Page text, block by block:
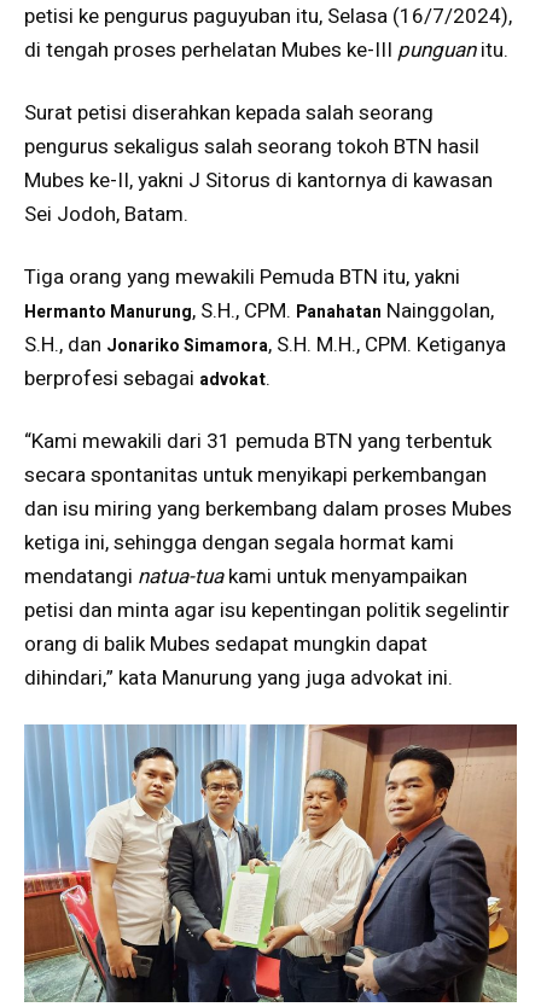
petisi ke pengurus paguyuban itu, Selasa (16/7/2024),
di tengah proses perhelatan Mubes ke-III punguanitu.
Surat petisi diserahkan kepada salah seorang
pengurus sekaligus salah seorang tokoh BTN hasil
Mubes ke-II, yakni J Sitorus di kantornya di kawasan
Sei Jodoh, Batam.
Tiga orang yang mewakili Pemuda BTN itu, yakni
Hermanto Manurung, S.H., CPM. Panahatan Nainggolan,
S.H., dan Jonariko Simamora, S.H. M.H., CPM. Ketiganya
berprofesi sebagai advokat.
“Kami mewakili dari 31 pemuda BTN yang terbentuk
secara spontanitas untuk menyikapi perkembangan
dan isu miring yang berkembang dalam proses Mubes
ketiga ini, sehingga dengan segala hormat kami
mendatangi natua-tuakami untuk menyampaikan
petisi dan minta agar isu kepentingan politik segelintir
orang di balik Mubes sedapat mungkin dapat
dihindari,” kata Manurung yang juga advokat ini.